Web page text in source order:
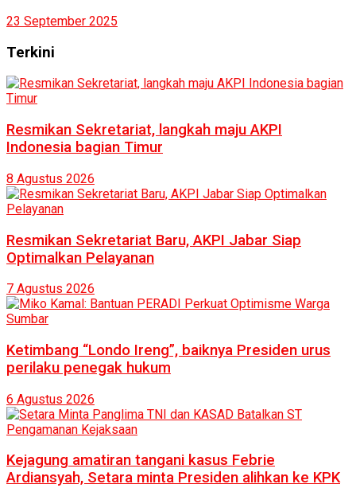
23 September 2025
Terkini
Resmikan Sekretariat, langkah maju AKPI
Indonesia bagian Timur
8 Agustus 2026
Resmikan Sekretariat Baru, AKPI Jabar Siap
Optimalkan Pelayanan
7 Agustus 2026
Ketimbang “Londo Ireng”, baiknya Presiden urus
perilaku penegak hukum
6 Agustus 2026
Kejagung amatiran tangani kasus Febrie
Ardiansyah, Setara minta Presiden alihkan ke KPK